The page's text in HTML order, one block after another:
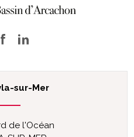
sur-Mer
de l'Océan